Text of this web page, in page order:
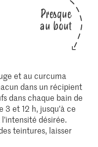
Presque
au bout
et au curcuma
dans un récipient
dans chaque bain de
et 12 h, jusqu'à ce
désirée.
teintures, laisser